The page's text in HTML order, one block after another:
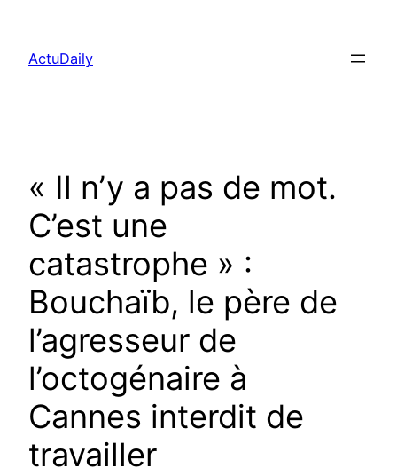
contenu
ActuDaily
« Il n’y a pas de mot.
C’est une
catastrophe » :
Bouchaïb, le père de
l’agresseur de
l’octogénaire à
Cannes interdit de
travailler